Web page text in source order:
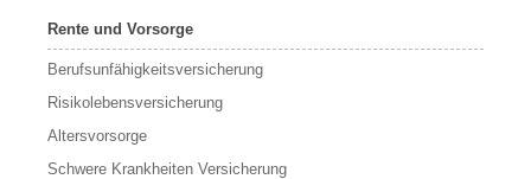
Rente und Vorsorge
Berufs­unfähigkeitsversicherung
Risikolebensversicherung
Altersvorsorge
Schwere Krankheiten Versicherung